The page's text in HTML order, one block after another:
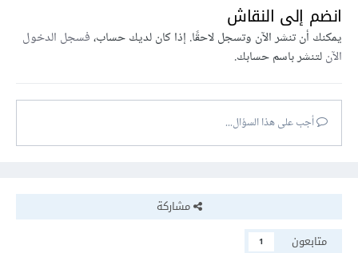
انضم إلى النقاش
يمكنك أن تنشر الآن وتسجل لاحقًا. إذا كان لديك حساب،فسجل الدخول
الآنلتنشر باسم حسابك.
أجب على هذا السؤال...
مشاركة
متابعون
1